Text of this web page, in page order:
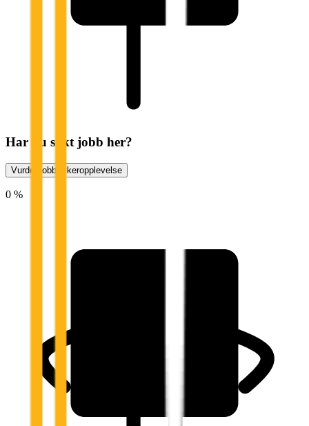
Har du søkt jobb her?
Vurder jobbsøkeropplevelse
0 %